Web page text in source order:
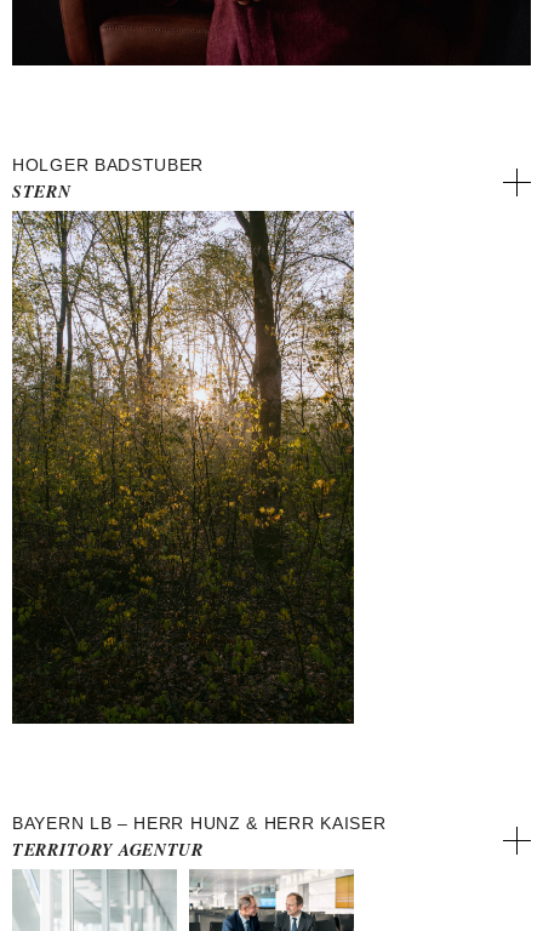
HOLGER BADSTUBER
STERN
BAYERN LB – HERR HUNZ & HERR KAISER
TERRITORY AGENTUR